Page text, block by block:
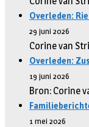
Overleden:
29 juni 2026
Corine van
Overleden:
19 juni 2026
Bron: Corine
1 mei 2026